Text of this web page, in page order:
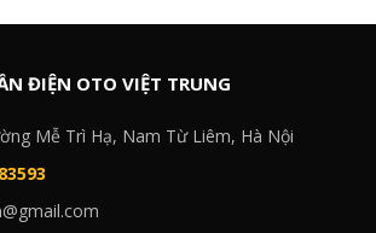
ĐIỆN OTO VIỆT TRUNG
Mễ Trì Hạ, Nam Từ Liêm, Hà Nội